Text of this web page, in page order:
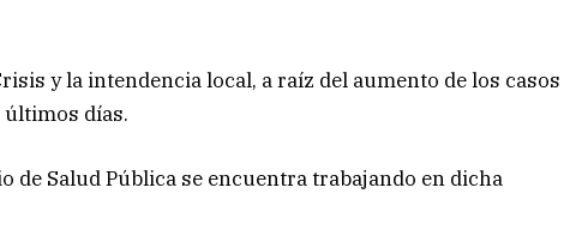
y la intendencia local, a raíz del aumento de los casos
últimos días.
Salud Pública se encuentra trabajando en dicha